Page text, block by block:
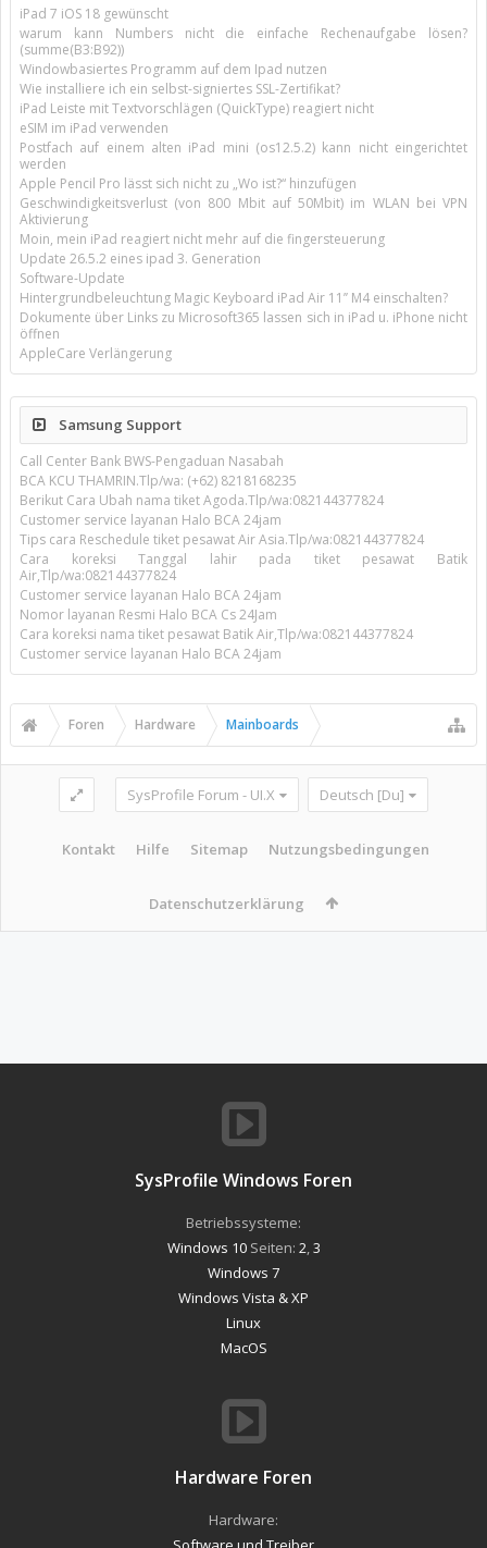
iPad 7 iOS 18 gewünscht
warum kann Numbers nicht die einfache Rechenaufgabe lösen?
(summe(B3:B92))
Windowbasiertes Programm auf dem Ipad nutzen
Wie installiere ich ein selbst-signiertes SSL-Zertifikat?
iPad Leiste mit Textvorschlägen (QuickType) reagiert nicht
eSIM im iPad verwenden
Postfach auf einem alten iPad mini (os12.5.2) kann nicht eingerichtet
werden
Apple Pencil Pro lässt sich nicht zu „Wo ist?“ hinzufügen
Geschwindigkeitsverlust (von 800 Mbit auf 50Mbit) im WLAN bei VPN
Aktivierung
Moin, mein iPad reagiert nicht mehr auf die fingersteuerung
Update 26.5.2 eines ipad 3. Generation
Software-Update
Hintergrundbeleuchtung Magic Keyboard iPad Air 11’’ M4 einschalten?
Dokumente über Links zu Microsoft365 lassen sich in iPad u. iPhone nicht
öffnen
AppleCare Verlängerung
Samsung Support
Call Center Bank BWS-Pengaduan Nasabah
BCA KCU THAMRIN.Tlp/wa: (+62) 8218168235
Berikut Cara Ubah nama tiket Agoda.Tlp/wa:082144377824
Customer service layanan Halo BCA 24jam
Tips cara Reschedule tiket pesawat Air Asia.Tlp/wa:082144377824
Cara koreksi Tanggal lahir pada tiket pesawat Batik
Air,Tlp/wa:082144377824
Customer service layanan Halo BCA 24jam
Nomor layanan Resmi Halo BCA Cs 24Jam
Cara koreksi nama tiket pesawat Batik Air,Tlp/wa:082144377824
Customer service layanan Halo BCA 24jam
Foren Hardware Mainboards
SysProfile Forum - UI.X Deutsch [Du]
Kontakt Hilfe Sitemap Nutzungsbedingungen
Datenschutzerklärung
SysProfile Windows Foren
Betriebssysteme:
Windows 10Seiten: 2 3
Windows 7
Windows Vista & XP
Linux
MacOS
Hardware Foren
Hardware: